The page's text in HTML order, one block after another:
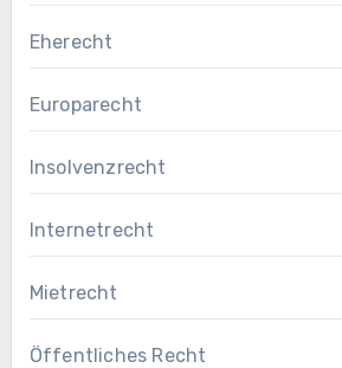
Eherecht
Europarecht
Insolvenzrecht
Internetrecht
Mietrecht
Öffentliches Recht